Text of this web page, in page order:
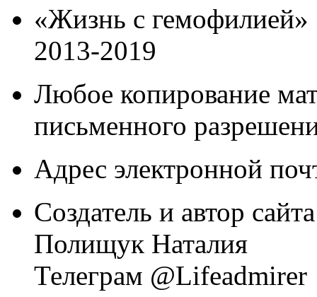
«Жизнь с гемофилией»
2013-2019
Любое копирование
письменного
Адрес электронной
Создатель и автор сайта
Полищук Наталия
Телеграм @Lifeadmirer